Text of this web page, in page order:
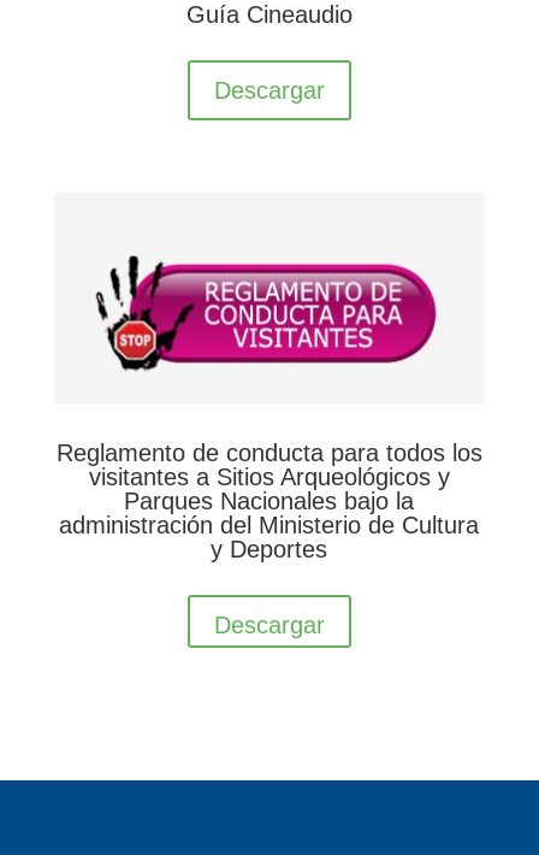
Guía Cineaudio
Descargar
Reglamento de conducta para todos los
visitantes a Sitios Arqueológicos y
Parques Nacionales bajo la
administración del Ministerio de Cultura
y Deportes
Descargar